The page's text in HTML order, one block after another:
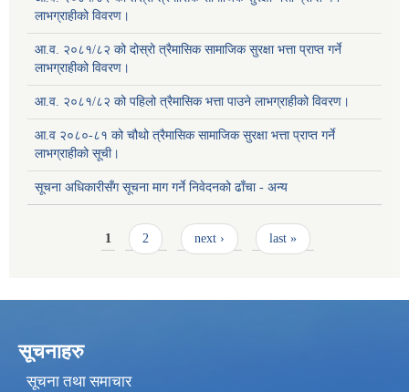
लाभग्राहीको विवरण।
आ.व. २०८१/८२ को दोस्रो त्रैमासिक सामाजिक सुरक्षा भत्ता प्राप्त गर्ने
लाभग्राहीको विवरण।
आ.व. २०८१/८२ को पहिलो त्रैमासिक भत्ता पाउने लाभग्राहीको विवरण।
आ.व २०८०-८१ को चौथो त्रैमासिक सामाजिक सुरक्षा भत्ता प्राप्त गर्ने
लाभग्राहीको सूची।
सूचना अधिकारीसँग सूचना माग गर्ने निवेदनको ढाँचा - अन्य
1 2 next › last »
सूचनाहरु
सूचना तथा समाचार